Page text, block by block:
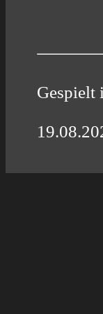
Gespielt